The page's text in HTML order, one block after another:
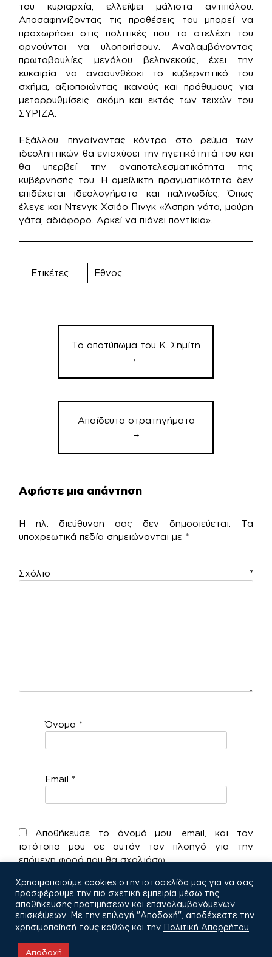
του κυριαρχία, ελλείψει μάλιστα αντιπάλου.
Αποσαφηνίζοντας τις προθέσεις του μπορεί να
προχωρήσει στις πολιτικές που τα στελέχη του
αρνούνται να υλοποιήσουν. Αναλαμβάνοντας
πρωτοβουλίες μεγάλου βεληνεκούς, έχει την
ευκαιρία να ανασυνθέσει το κυβερνητικό του
σχήμα, αξιοποιώντας ικανούς και πρόθυμους για
μεταρρυθμίσεις, ακόμη και εκτός των τειχών του
ΣΥΡΙΖΑ.
Εξάλλου, πηγαίνοντας κόντρα στο ρεύμα των
ιδεοληπτικών θα ενισχύσει την ηγετικότητά του και
θα υπερβεί την αναποτελεσματικότητα της
κυβέρνησής του. Η αμείλικτη πραγματικότητα δεν
επιδέχεται ιδεολογήματα και παλινωδίες. Όπως
έλεγε και Ντενγκ Χσιάο Πινγκ «Άσπρη γάτα, μαύρη
γάτα, αδιάφορο. Αρκεί να πιάνει ποντίκια».
Ετικέτες Εθνος
Πλοήγηση
άρθρων
Το αποτύπωμα του Κ. Σημίτη
←
Απαίδευτα στρατηγήματα
→
Αφήστε μια απάντηση
Η ηλ. διεύθυνση σας δεν δημοσιεύεται.
Τα
υποχρεωτικά πεδία σημειώνονται με *
Σχόλιο *
Όνομα *
Email *
Αποθήκευσε το όνομά μου, email, και τον
ιστότοπο μου σε αυτόν τον πλοηγό για την
επόμενη φορά που θα σχολιάσω.
Χρησιμοποιούμε cookies στην ιστοσελίδα μας για να σας
προσφέρουμε την πιο σχετική εμπειρία μέσω της
αποθήκευσης προτιμήσεων και επαναλαμβανόμενων
επισκέψεων. Με την επιλογή "Αποδοχή", αποδέχεστε την
χρησιμοποίησή τους καθώς και την Πολιτική Απορρήτου
Αποδοχή